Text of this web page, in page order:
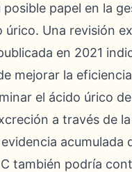
papel en la
úrico. Una revisión
en 2021
mejorar la
el ácido úrico
a través de
acumulada
también podría